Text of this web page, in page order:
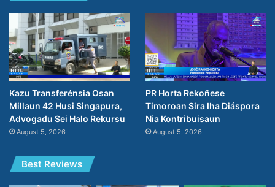
Kazu Transferénsia Osan
Millaun 42 Husi Singapura,
Advogadu Sei Halo Rekursu
August 5, 2026
PR Horta Rekoñese
Timoroan Sira Iha Diáspora
Nia Kontribuisaun
August 5, 2026
Best Reviews